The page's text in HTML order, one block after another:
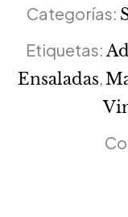
Categorías:
Etiquetas:
Ensaladas